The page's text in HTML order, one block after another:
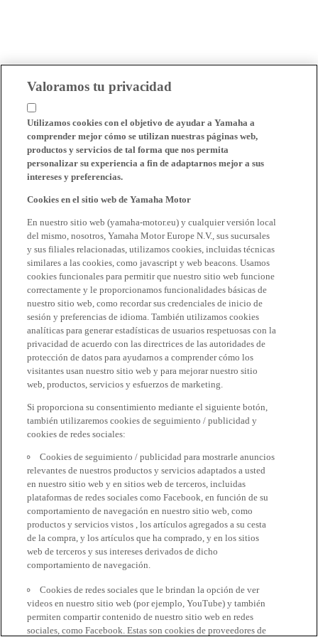
Valoramos tu privacidad
Utilizamos cookies con el objetivo de ayudar a Yamaha a
comprender mejor cómo se utilizan nuestras páginas web,
productos y servicios de tal forma que nos permita
personalizar su experiencia a fin de adaptarnos mejor a sus
intereses y preferencias.
Cookies en el sitio web de Yamaha Motor
En nuestro sitio web (yamaha-motor.eu) y cualquier versión local
del mismo, nosotros, Yamaha Motor Europe N.V., sus sucursales
y sus filiales relacionadas, utilizamos cookies, incluidas técnicas
similares a las cookies, como javascript y web beacons. Usamos
cookies funcionales para permitir que nuestro sitio web funcione
correctamente y le proporcionamos funcionalidades básicas de
nuestro sitio web, como recordar sus credenciales de inicio de
sesión y preferencias de idioma. También utilizamos cookies
analíticas para generar estadísticas de usuarios respetuosas con la
privacidad de acuerdo con las directrices de las autoridades de
protección de datos para ayudarnos a comprender cómo los
visitantes usan nuestro sitio web y para mejorar nuestro sitio
web, productos, servicios y esfuerzos de marketing.
Si proporciona su consentimiento mediante el siguiente botón,
también utilizaremos cookies de seguimiento / publicidad y
cookies de redes sociales:
Cookies de seguimiento / publicidad para mostrarle anuncios
relevantes de nuestros productos y servicios adaptados a usted
en nuestro sitio web y en sitios web de terceros, incluidas
plataformas de redes sociales como Facebook, en función de su
comportamiento de navegación en nuestro sitio web, como
productos y servicios vistos , los artículos agregados a su cesta
de la compra, y los artículos que ha comprado, y en los sitios
web de terceros y sus intereses derivados de dicho
comportamiento de navegación.
Cookies de redes sociales que le brindan la opción de ver
videos en nuestro sitio web (por ejemplo, YouTube) y también
permiten compartir contenido de nuestro sitio web en redes
sociales, como Facebook. Estas son cookies de proveedores de